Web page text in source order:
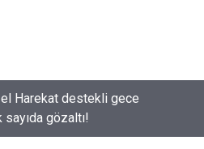
Harekat destekli gece
gözaltı!